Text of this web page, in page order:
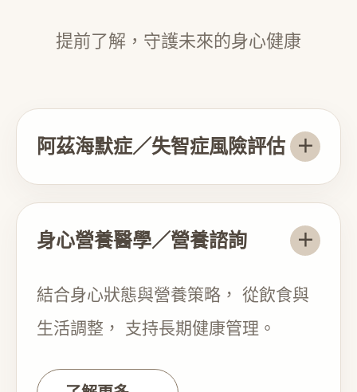
提前了解，守護未來的身心健康
阿茲海默症／失智症風險評估 ＋
身心營養醫學／營養諮詢 ＋
結合身心狀態與營養策略， 從飲食與
生活調整， 支持長期健康管理。